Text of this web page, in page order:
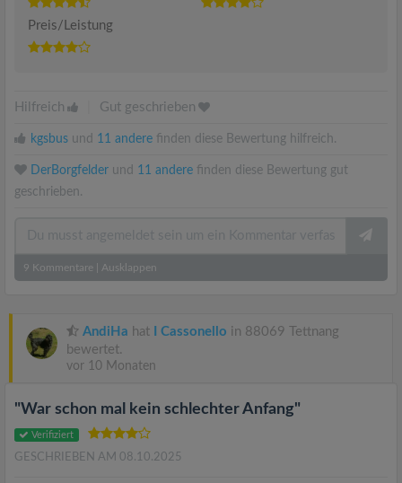
Preis/Leistung
Hilfreich Gut geschrieben
kgsbus und 11 andere finden diese Bewertung hilfreich.
DerBorgfelder und 11 andere finden diese Bewertung gut
geschrieben.
9 Kommentare Ausklappen
AndiHa hat I Cassonello in 88069 Tettnang
bewertet.
vor 10 Monaten
"War schon mal kein schlechter Anfang"
Verifiziert
GESCHRIEBEN AM 08.10.2025